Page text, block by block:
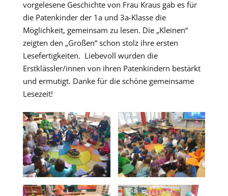
vorgelesene Geschichte von Frau Kraus gab es für
die Patenkinder der 1a und 3a-Klasse die
Möglichkeit, gemeinsam zu lesen. Die „Kleinen“
zeigten den „Großen“ schon stolz ihre ersten
Lesefertigkeiten. Liebevoll wurden die
Erstklässler/innen von ihren Patenkindern bestärkt
und ermutigt. Danke für die schöne gemeinsame
Lesezeit!